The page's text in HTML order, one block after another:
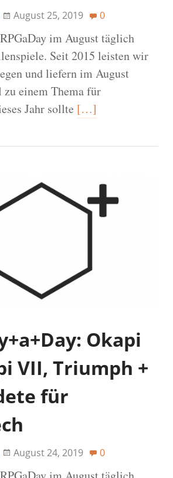
August 25, 2019 0
im August täglich
Seit 2015 leisten wir
und liefern im August
einem Thema für
Jahr sollte […]
Okapi
VII, Triumph +
für
August 24, 2019 0